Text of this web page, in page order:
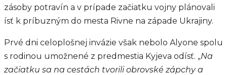
zásoby potravín a v prípade začiatku vojny plánovali
ísť k príbuzným do mesta Rivne na západe Ukrajiny.
Prvé dni celoplošnej invázie však nebolo Alyone spolu
s rodinou umožnené z predmestia Kyjeva odísť. „Na
začiatku sa na cestách tvorili obrovské zápchy a